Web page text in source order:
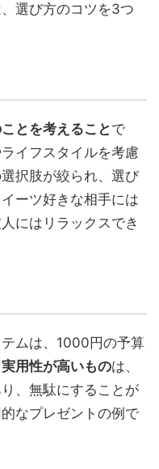
選び方のコツを3つ
とを考えることで
イフスタイルを考慮
択肢が絞られ、選び
ーツ好きな相手には
にはリラックスでき
ムは、1000円の予算
実用性が高いものは、
、無駄にすることが
なプレゼントの例で